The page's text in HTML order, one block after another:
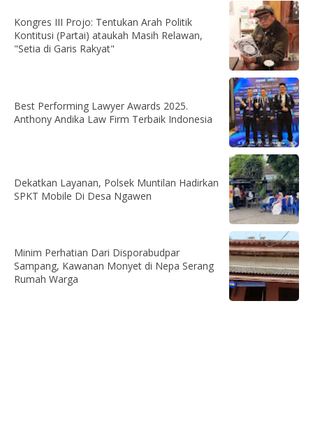
Kongres III Projo: Tentukan Arah Politik
Kontitusi (Partai) ataukah Masih Relawan,
"Setia di Garis Rakyat"
Best Performing Lawyer Awards 2025.
Anthony Andika Law Firm Terbaik Indonesia
Dekatkan Layanan, Polsek Muntilan Hadirkan
SPKT Mobile Di Desa Ngawen
Minim Perhatian Dari Disporabudpar
Sampang, Kawanan Monyet di Nepa Serang
Rumah Warga